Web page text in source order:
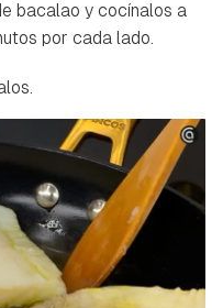
bacalao y cocínalos a
por cada lado.